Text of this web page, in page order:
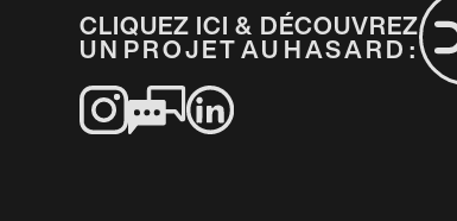
CLIQUEZ ICI & DÉCOUVREZ
UN PROJETAU HASARD :